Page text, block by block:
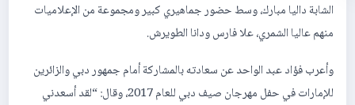
الشابة داليا مبارك، وسط حضور جماهيري كبير ومجموعة من الإعلاميات
منهم عاليا الشمري، علا فارس ودانا الطويرش.
وأعرب فؤاد عبد الواحد عن سعادته بالمشاركة أمام جمهور دبي والزائرين
للإمارات في حفل مهرجان صيف دبي للعام 2017، وقال: “لقد أسعدني